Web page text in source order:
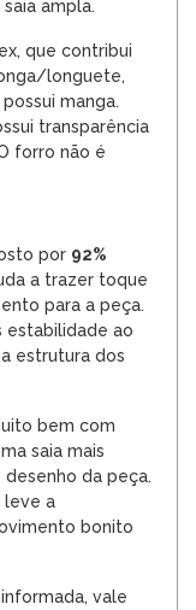
ampla.
que contribui
longuete,
manga.
transparência
forro não é
por 92%
a trazer toque
para a peça.
estabilidade ao
estrutura dos
bem com
saia mais
da peça.
leve a
bonito
vale